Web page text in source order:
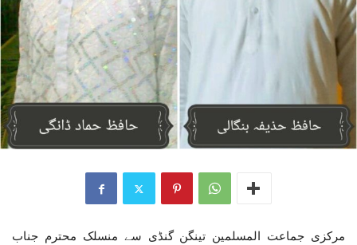
مرکزی جماعت المسلمین تینگن گنڈی سے منسلک محترم جناب